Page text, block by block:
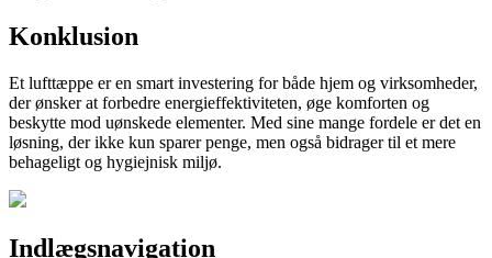
Konklusion
Et lufttæppe er en smart investering for både hjem og virksomheder,
der ønsker at forbedre energieffektiviteten, øge komforten og
beskytte mod uønskede elementer. Med sine mange fordele er det en
løsning, der ikke kun sparer penge, men også bidrager til et mere
behageligt og hygiejnisk miljø.
Indlægsnavigation